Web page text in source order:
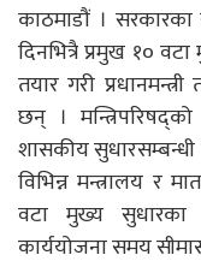
काठमाडौं ।
दिनभित्रै प्रमुख १०
तयार गरी
छन् ।
शासकीय
विभिन्न मन्त्रालय र
वटा मुख्य सुधारका
कार्ययोजना समय